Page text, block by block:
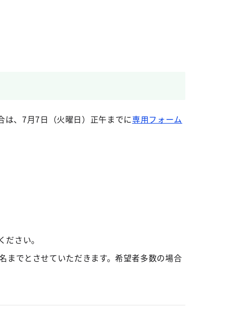
、7月7日（火曜日）正午までに専用フォーム
さい。
までとさせていただきます。希望者多数の場合